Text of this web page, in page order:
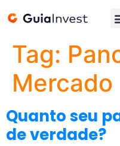
Tag:
Mercado
Quanto seu
de verdade?